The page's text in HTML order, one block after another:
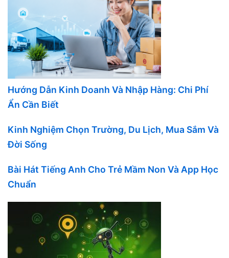
Hướng Dẫn Kinh Doanh Và Nhập Hàng: Chi Phí
Ẩn Cần Biết
Kinh Nghiệm Chọn Trường, Du Lịch, Mua Sắm Và
Đời Sống
Bài Hát Tiếng Anh Cho Trẻ Mầm Non Và App Học
Chuẩn